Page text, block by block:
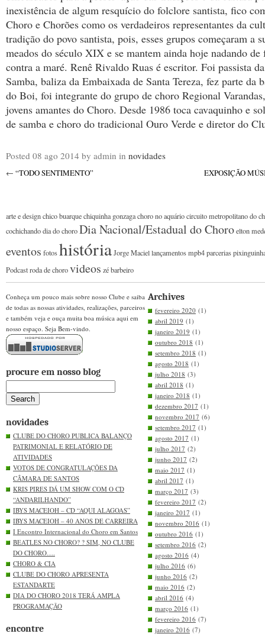
inexistência de algum resquício do folclore santista, fico
Choro e Chorões como os verdadeiros representantes da
tradição do povo santista, pois, esses grupos começaram a
meados do século XIX e se mantem ainda hoje nadando de
contra a maré. Renê Rivaldo Ruas é escritor. Foi passista
Samba, baliza da Embaixada de Santa Tereza, fez parte da
do Boi, foi integrante do grupo de choro Regional
jovens amantes do Choro. Desde 1986 toca cavaquinho e
de samba e choro do tradicional Ouro Verde e diretor do
Posted 08 ago 2014 by admin in novidades
← “TODO SENTIMENTO” EXPOSIÇÃO
arte e designchico buarquechiquinha gonzagachoro no aquáriocircuito metropolitano do
cochichandodia do choroDia Nacional/Estadual do Choroelton
eventos fotoshistóriaJorge Maciellançamentosmpb4parcerias
Podcastroda de chorovideos zé barbeiro
Conheça um pouco mais sobre nosso Clube e saiba
de todas as nossas atividades, realizações, parceiros
e também veja e ouça muita boa música aqui em
nosso espaço. Seja Bem-vindo.
procure em nosso blog
novidades
CLUBE DO CHORO PUBLICA BALANÇO
PATRIMONIAL E RELATÓRIO DE
ATIVIDADES
VOTOS DE CONGRATULAÇÕES DA
CÂMARA DE SANTOS
KRIS PIRES DÁ UM SHOW COM O CD
“ANDARILHANDO”
IBYS MACEIOH – CD “AQUI ALAGOAS”
IBYS MACEIOH – 40 ANOS DE CARREIRA
I Encontro Internacional do Choro em Santos
BEATLES NO CHORO? ? SIM, NO CLUBE
DO CHORO….
CHORO & CIA
CLUBE DO CHORO APRESENTA
ESTANDARTE
DIA DO CHORO 2018 TERÁ AMPLA
PROGRAMAÇÃO
encontre
Archives
fevereiro 2020 (1)
abril 2019 (1)
janeiro 2019 (1)
outubro 2018 (1)
setembro 2018 (1)
agosto 2018 (1)
julho 2018 (3)
abril 2018 (1)
janeiro 2018 (1)
dezembro 2017 (1)
novembro 2017 (6)
setembro 2017 (1)
agosto 2017 (1)
julho 2017 (2)
junho 2017 (2)
maio 2017 (1)
abril 2017 (1)
março 2017 (3)
fevereiro 2017 (2)
janeiro 2017 (1)
novembro 2016 (1)
outubro 2016 (1)
setembro 2016 (2)
agosto 2016 (4)
julho 2016 (6)
junho 2016 (2)
maio 2016 (2)
abril 2016 (4)
março 2016 (1)
fevereiro 2016 (7)
janeiro 2016 (7)